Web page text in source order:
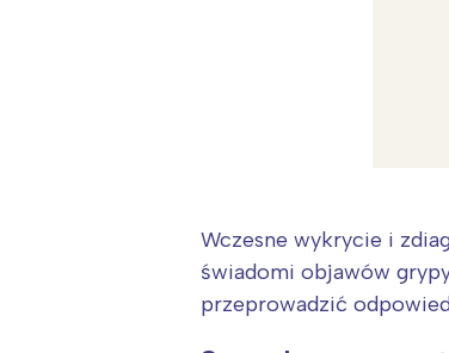
Wczesne wykrycie i
świadomi objawów
przeprowadzić